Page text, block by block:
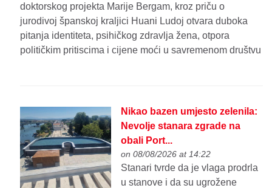
doktorskog projekta Marije Bergam, kroz priču o
jurodivoj španskoj kraljici Huani Ludoj otvara duboka
pitanja identiteta, psihičkog zdravlja žena, otpora
političkim pritiscima i cijene moći u savremenom društvu
Nikao bazen umjesto zelenila:
Nevolje stanara zgrade na
obali Port...
on 08/08/2026 at 14:22
Stanari tvrde da je vlaga prodrla
u stanove i da su ugrožene